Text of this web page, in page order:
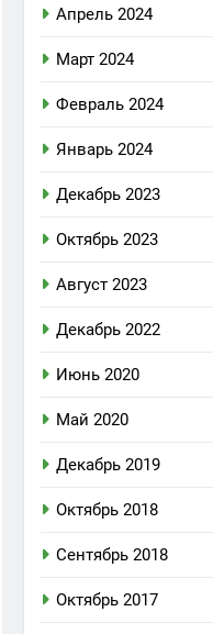
Апрель 2024
Март 2024
Февраль 2024
Январь 2024
Декабрь 2023
Октябрь 2023
Август 2023
Декабрь 2022
Июнь 2020
Май 2020
Декабрь 2019
Октябрь 2018
Сентябрь 2018
Октябрь 2017